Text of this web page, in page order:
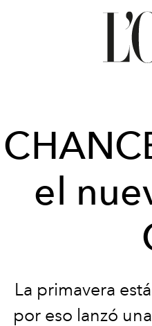
el
La primavera está
por eso lanzó